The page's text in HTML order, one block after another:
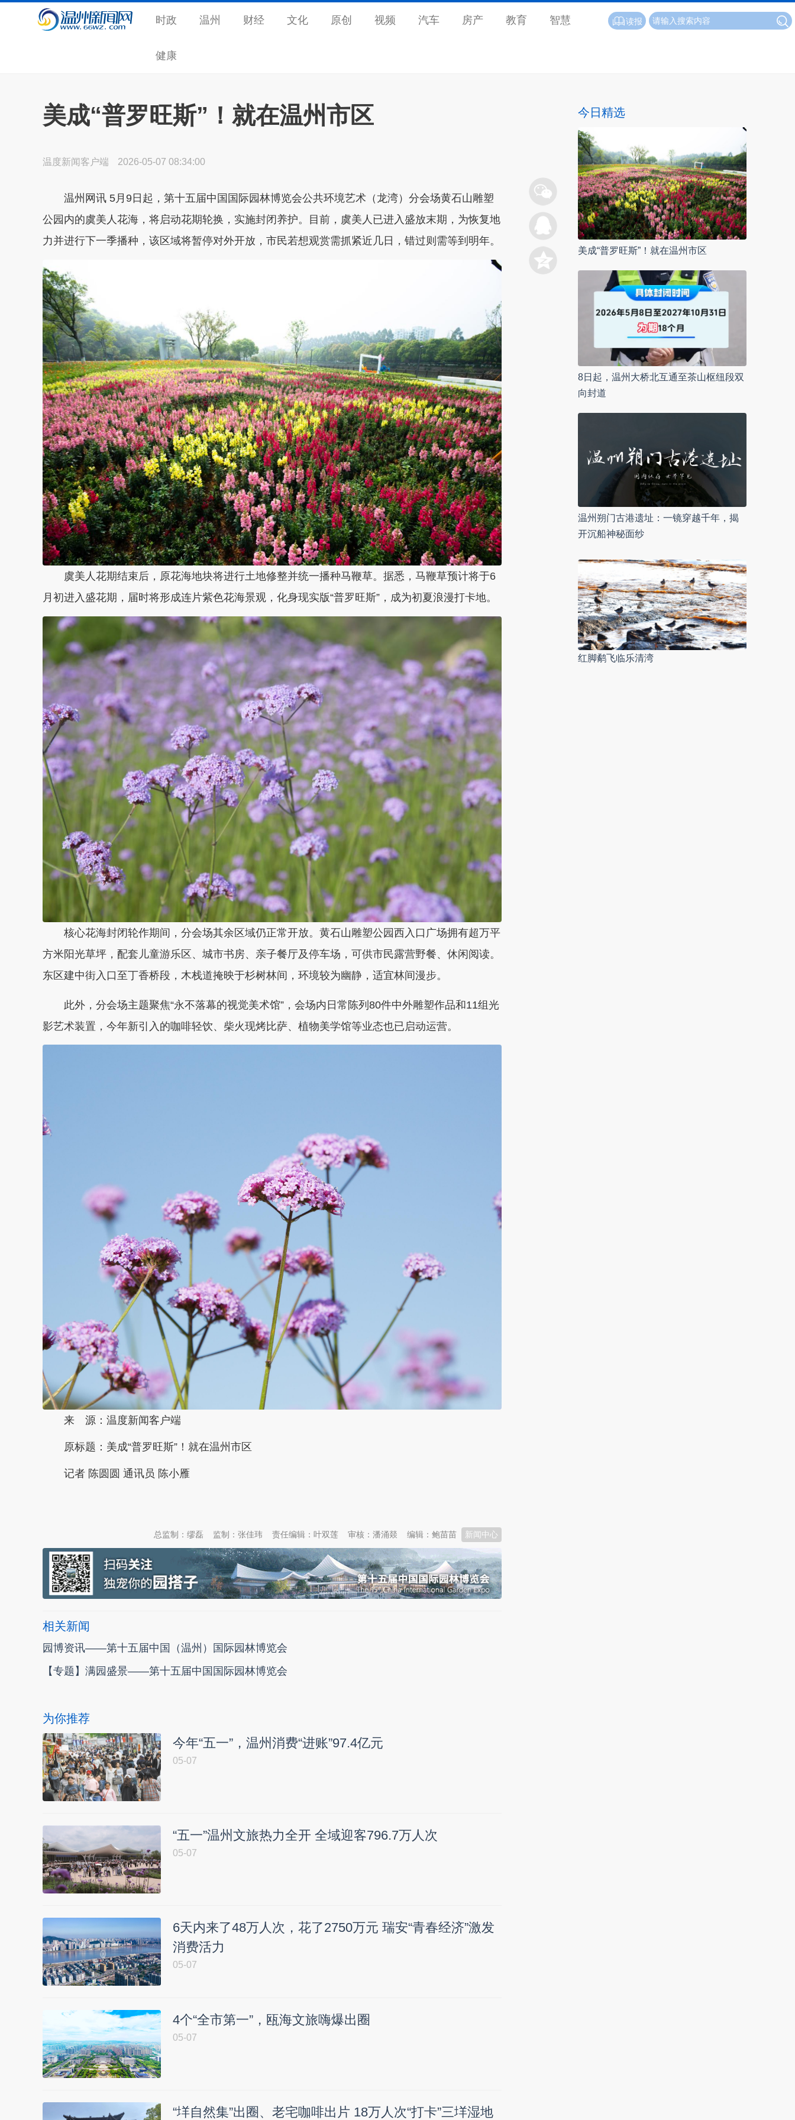
时政 温州 财经 文化 原创 视频 汽车 房产 教育 智慧
健康
读报
美成“普罗旺斯”！就在温州市区
温度新闻客户端 2026-05-07 08:34:00
温州网讯 5月9日起，第十五届中国国际园林博览会公共环境艺术（龙湾）分会场黄石山雕塑
公园内的虞美人花海，将启动花期轮换，实施封闭养护。目前，虞美人已进入盛放末期，为恢复地
力并进行下一季播种，该区域将暂停对外开放，市民若想观赏需抓紧近几日，错过则需等到明年。
虞美人花期结束后，原花海地块将进行土地修整并统一播种马鞭草。据悉， 马鞭草预计将于6
月初进入盛花期，届时将形成连片紫色花海景观，化身现实版“普罗旺斯”，成为初夏浪漫打卡地。
核心花海封闭轮作期间，分会场其余区域仍正常开放。黄石山雕塑公园西入口广场拥有超万平
方米阳光草坪，配套儿童游乐区、城市书房、亲子餐厅及停车场，可供市民露营野餐、休闲阅读。
东区建中街入口至丁香桥段，木栈道掩映于杉树林间，环境较为幽静，适宜林间漫步。
此外，分会场主题聚焦“永不落幕的视觉美术馆”，会场内日常陈列80件中外雕塑作品和11组光
影艺术装置，今年新引入的咖啡轻饮、柴火现烤比萨、植物美学馆等业态也已启动运营。
来 源：温度新闻客户端
原标题： 美成“普罗旺斯”！就在温州市区
记者 陈圆圆 通讯员 陈小雁
新闻中心
编辑：鲍苗苗
审核：潘涌燚
责任编辑：叶双莲
监制：张佳玮
总监制：缪磊
相关新闻
园博资讯——第十五届中国（温州）国际园林博览会
【专题】满园盛景——第十五届中国国际园林博览会
为你推荐
今年“五一”，温州消费“进账”97.4亿元
05-07
“五一”温州文旅热力全开 全域迎客796.7万人次
05-07
6天内来了48万人次，花了2750万元 瑞安“青春经济”激发
消费活力
05-07
4个“全市第一”，瓯海文旅嗨爆出圈
05-07
“垟自然集”出圈、老宅咖啡出片 18万人次“打卡”三垟湿地
今日精选
美成“普罗旺斯”！就在温州市区
8日起，温州大桥北互通至茶山枢纽段双
向封道
温州朔门古港遗址：一镜穿越千年，揭
开沉船神秘面纱
红脚鹬飞临乐清湾